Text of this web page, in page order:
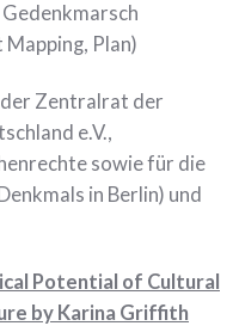
Plan)
Zentralrat der
e.V.,
sowie für die
in Berlin) und
Potential of Cultural
by Karina Griffith